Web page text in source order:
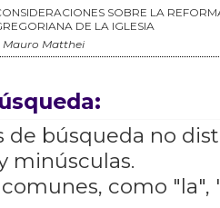
SOBRE LA
DE LA IGLESIA
Mauro Matthei
de búsqueda no
minúsculas.
como "la",